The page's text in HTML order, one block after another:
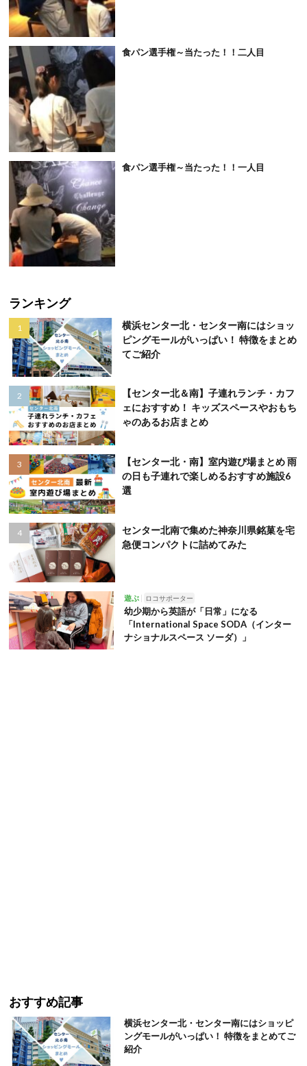
食パン選手権～当たった！！二人目
食パン選手権～当たった！！一人目
ランキング
横浜センター北・センター南にはショッ
ピングモールがいっぱい！ 特徴をまとめ
てご紹介
【センター北＆南】子連れランチ・カフ
ェにおすすめ！ キッズスペースやおもち
ゃのあるお店まとめ
【センター北・南】室内遊び場まとめ 雨
の日も子連れで楽しめるおすすめ施設6
選
センター北南で集めた神奈川県銘菓を宅
急便コンパクトに詰めてみた
遊ぶ ロコサポーター
幼少期から英語が「日常」になる
「International Space SODA（インター
ナショナルスペース ソーダ）」
おすすめ記事
横浜センター北・センター南にはショッピ
ングモールがいっぱい！ 特徴をまとめてご
紹介